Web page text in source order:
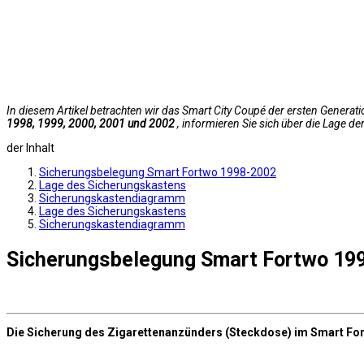
In diesem Artikel betrachten wir das Smart City Coupé der ersten
1998, 1999, 2000, 2001 und 2002, informieren Sie sich über die Lage
der Inhalt
Sicherungsbelegung Smart Fortwo 1998-2002
Lage des Sicherungskastens
Sicherungskastendiagramm
Lage des Sicherungskastens
Sicherungskastendiagramm
Sicherungsbelegung Smart Fortwo
Die Sicherung des Zigarettenanzünders (Steckdose) im Smart